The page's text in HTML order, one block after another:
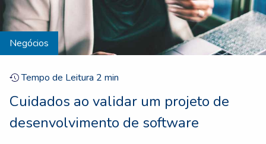
Negócios
Tempo de Leitura 2 min
Cuidados ao validar um projeto de
desenvolvimento de software